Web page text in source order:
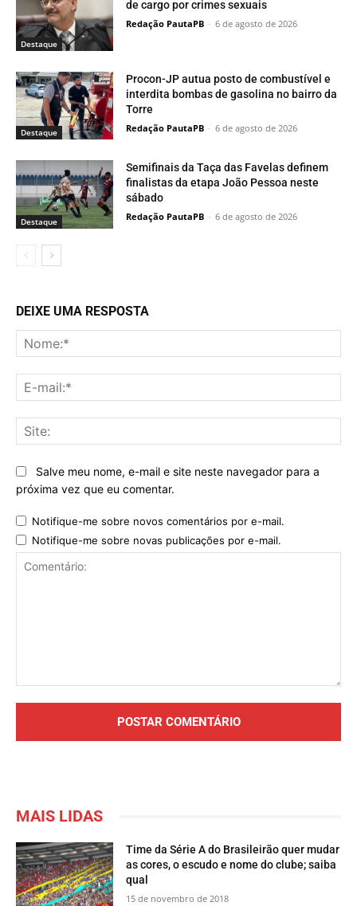
Destaque
de cargo por crimes sexuais
Redação PautaPB - 6 de agosto de 2026
Destaque
Procon-JP autua posto de combustível e
interdita bombas de gasolina no bairro da
Torre
Redação PautaPB - 6 de agosto de 2026
Destaque
Semifinais da Taça das Favelas definem
finalistas da etapa João Pessoa neste
sábado
Redação PautaPB - 6 de agosto de 2026
DEIXE UMA RESPOSTA
Salve meu nome, e-mail e site neste navegador para a
próxima vez que eu comentar.
Notifique-me sobre novos comentários por e-mail.
Notifique-me sobre novas publicações por e-mail.
MAIS LIDAS
Time da Série A do Brasileirão quer mudar
as cores, o escudo e nome do clube; saiba
qual
15 de novembro de 2018